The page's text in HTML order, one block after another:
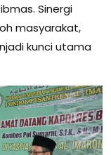
Sinergi
masyarakat,
kunci utama